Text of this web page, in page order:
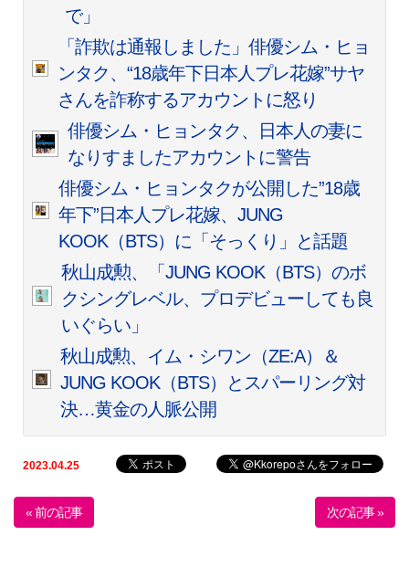
で」
「詐欺は通報しました」俳優シム・ヒョ
ンタク、“18歳年下日本人プレ花嫁”サヤ
さんを詐称するアカウントに怒り
俳優シム・ヒョンタク、日本人の妻に
なりすましたアカウントに警告
俳優シム・ヒョンタクが公開した”18歳
年下”日本人プレ花嫁、JUNG
KOOK（BTS）に「そっくり」と話題
秋山成勲、「JUNG KOOK（BTS）のボ
クシングレベル、プロデビューしても良
いぐらい」
秋山成勲、イム・シワン（ZE:A）＆
JUNG KOOK（BTS）とスパーリング対
決…黄金の人脈公開
2023.04.25
« 前の記事 次の記事 »